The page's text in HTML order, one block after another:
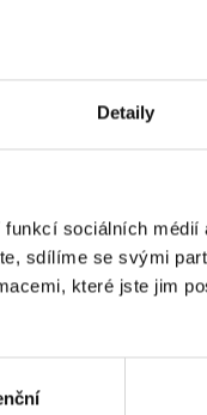
Detaily
sociálních
sdílíme se svými
které jste jim
6V